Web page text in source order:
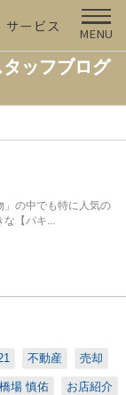
サービス MENU
ッフブログ
」の中でも特に人気の
な【パキ...
不動産 売却
橋場 慎佑 お店紹介